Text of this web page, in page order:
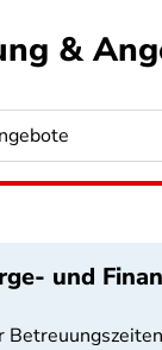
&
und